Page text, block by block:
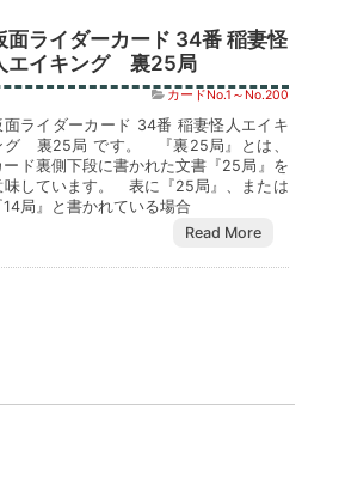
面ライダーカード 34番 稲妻怪
エイキング 裏25局
カードNo.1～No.200
面ライダーカード 34番 稲妻怪人エイキ
グ 裏25局 です。 『裏25局』とは、
ード裏側下段に書かれた文書『25局』を
味しています。 表に『25局』、または
14局』と書かれている場合
Read More